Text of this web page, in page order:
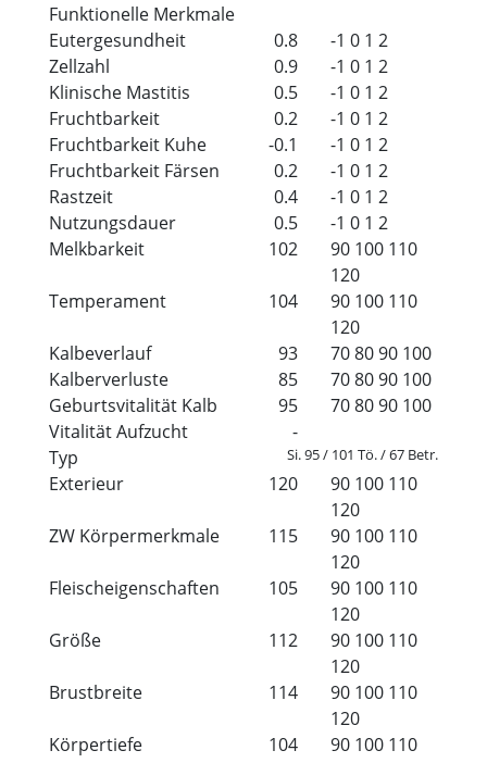
Funktionelle Merkmale
Eutergesundheit
0.8 -1 0 1 2
Zellzahl
0.9 -1 0 1 2
Klinische Mastitis
0.5 -1 0 1 2
Fruchtbarkeit
0.2 -1 0 1 2
Fruchtbarkeit Kuhe
-0.1 -1 0 1 2
Fruchtbarkeit Färsen
0.2 -1 0 1 2
Rastzeit
0.4 -1 0 1 2
Nutzungsdauer
0.5 -1 0 1 2
Melkbarkeit
102 90 100 110
120
Temperament
104 90 100 110
120
Kalbeverlauf
93 708090 100
Kalberverluste
85 708090 100
Geburtsvitalität Kalb
95 708090 100
Vitalität Aufzucht
-
Typ
Si. 95 / 101 Tö. / 67 Betr.
Exterieur 120 90 100 110
120
ZW Körpermerkmale
115 90 100 110
120
Fleischeigenschaften
105 90 100 110
120
Größe
112 90 100 110
120
Brustbreite
114 90 100 110
120
Körpertiefe
104 90 100 110